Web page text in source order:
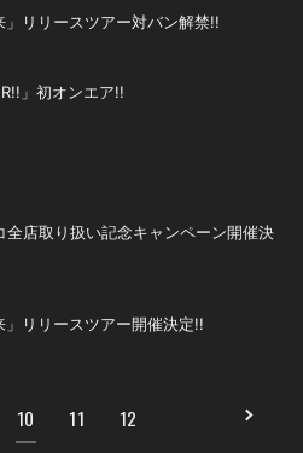
リリースツアー対バン解禁!!
」初オンエア!!
店取り扱い記念キャンペーン開催決
リリースツアー開催決定!!
10 11 12